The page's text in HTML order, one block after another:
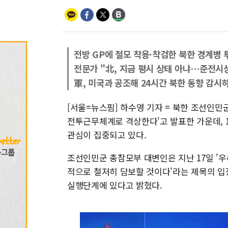
전방 GP에 철모 착용·착검한 북한 경계병
전문가 "北, 지금 평시 상태 아냐…준전시
軍, 미국과 공조해 24시간 북한 동향 감시
[서울=뉴스핌] 하수영 기자 = 북한 조선인
전투근무체계로 격상한다'고 발표한 가운데
관심이 집중되고 있다.
조선인민군 총참모부 대변인은 지난 17일 '
적으로 철저히 담보할 것이다'라는 제목의
실행단계에 있다고 밝혔다.